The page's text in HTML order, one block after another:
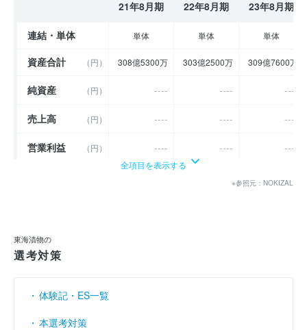
21年8月期 22年8月期 23年8月期
連結・単体 単体 単体 単体
資産合計 （円） 308億5300万 303億2500万 309億7600万
純資産 （円） ---- ---- ----
売上高 （円） ---- ---- ----
営業利益 （円） ---- ---- ----
売上伸び率
経常利益率 （％）
全項目を表示する
※参照元：NOKIZAL
東海漬物の
選考対策
体験記・ES一覧
本選考対策